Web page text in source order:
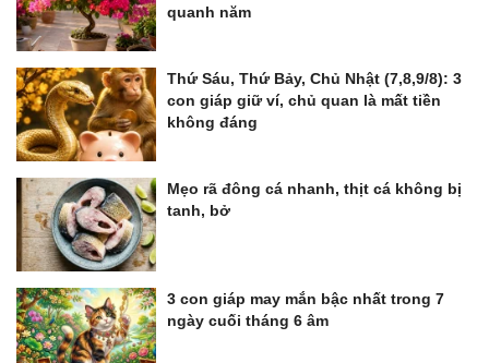
quanh năm
Thứ Sáu, Thứ Bảy, Chủ Nhật (7,8,9/8): 3
con giáp giữ ví, chủ quan là mất tiền
không đáng
Mẹo rã đông cá nhanh, thịt cá không bị
tanh, bở
3 con giáp may mắn bậc nhất trong 7
ngày cuối tháng 6 âm